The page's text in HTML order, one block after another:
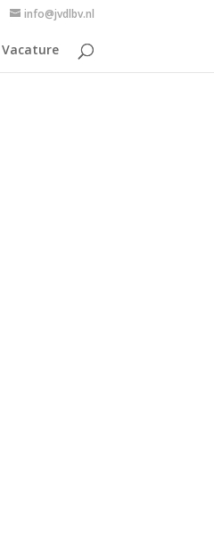
info@jvdlbv.nl
Vacature